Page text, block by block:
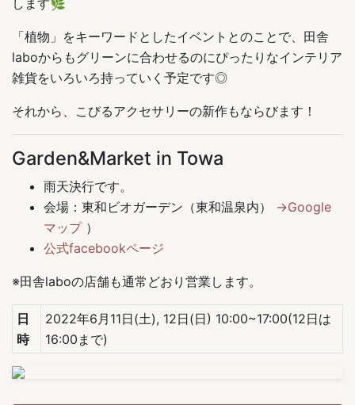
します🌿
「植物」をキーワードとしたイベントとのことで、田舎
laboからもグリーンに合わせるのにぴったりなインテリア
雑貨をいろいろ持っていく予定です◎
それから、こびるアクセサリーの新作もならびます！
Garden&Market in Towa
雨天決行です。
会場：東和ビオガーデン（東和温泉内） →Google
マップ）
公式facebookページ
※田舎laboの店舗も通常どおり営業します。
日
時
2022年6月11日(土), 12日(日) 10:00~17:00(12日は
16:00まで)